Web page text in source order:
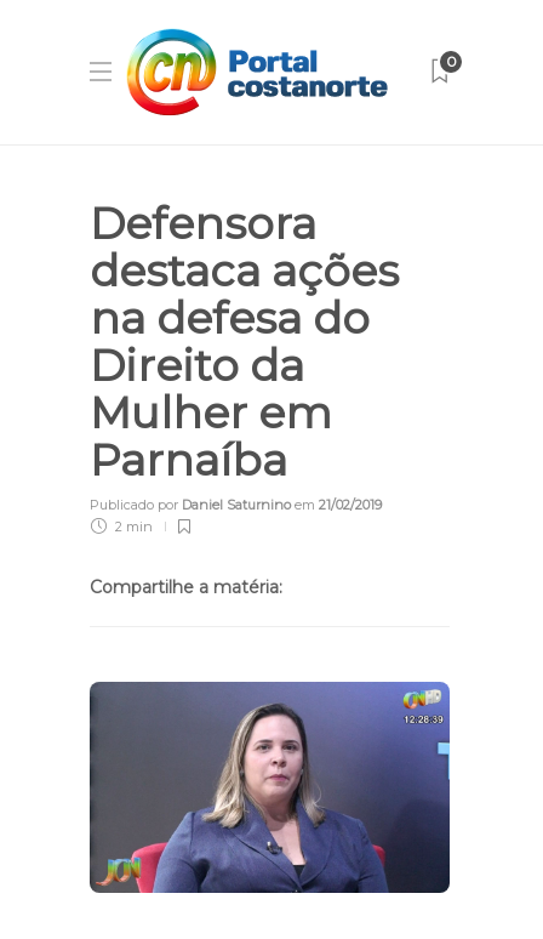
0
Defensora
destaca ações
na defesa do
Direito da
Mulher em
Parnaíba
Publicado por Daniel Saturninoem 21/02/2019
2 min
Compartilhe a matéria: